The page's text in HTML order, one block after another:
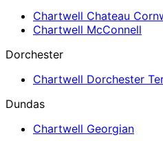
Chartwell Chateau
Chartwell McConnell
Dorchester
Chartwell Dorchester
Dundas
Chartwell Georgian